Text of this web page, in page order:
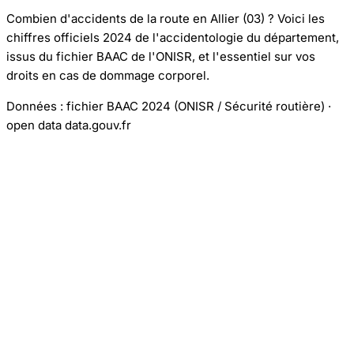
Combien d'accidents de la route en Allier (03) ? Voici les
chiffres officiels 2024 de l'accidentologie du département,
issus du fichier BAAC de l'ONISR, et l'essentiel sur vos
droits en cas de dommage corporel.
Données : fichier BAAC 2024 (ONISR / Sécurité routière) ·
open data data.gouv.fr